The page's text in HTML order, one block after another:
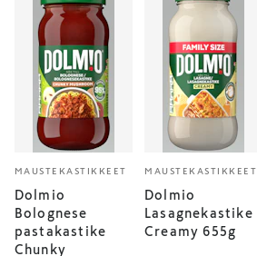
MAUSTEKASTIKKEET
Dolmio
Bolognese
pastakastike
Chunky
MAUSTEKASTIKKEET
Dolmio
Lasagnekastike
Creamy 655g